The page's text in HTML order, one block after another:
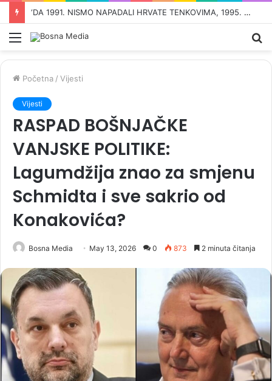
PROFESOR STUDIJA GENOCIDA NA YALEU: ‘Ubijanje djece dokaz je genocidne namjere u Prijedoru i RS-u’
Meni
Početna / Vijesti
Vijesti
RASPAD BOŠNJAČKE
VANJSKE POLITIKE:
Lagumdžija znao za smjenu
Schmidta i sve sakrio od
Konakovića?
Bosna Media May 13, 2026 0 873 2 minuta čitanja